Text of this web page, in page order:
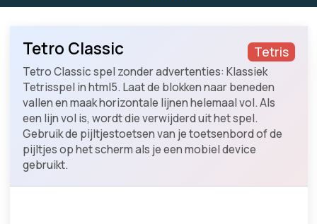
Tetris
Tetro Classic
Tetro Classic spel zonder advertenties: Klassiek
Tetrisspel in html5. Laat de blokken naar beneden
vallen en maak horizontale lijnen helemaal vol. Als
een lijn vol is, wordt die verwijderd uit het spel.
Gebruik de pijltjestoetsen van je toetsenbord of de
pijltjes op het scherm als je een mobiel device
gebruikt.